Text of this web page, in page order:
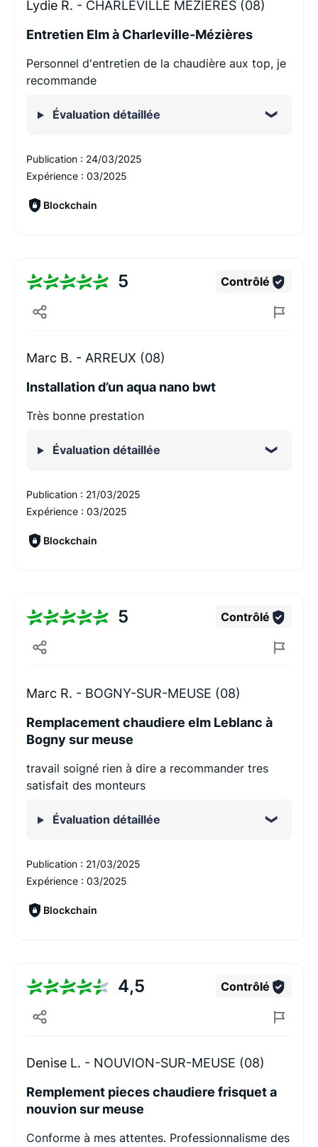
Lydie R. - CHARLEVILLE MEZIERES (08)
Entretien Elm à Charleville-Mézières
Personnel d'entretien de la chaudière aux top, je
recommande
Évaluation détaillée
Publication : 24/03/2025
Expérience : 03/2025
Blockchain
5 Contrôlé
Marc B. - ARREUX (08)
Installation d’un aqua nano bwt
Très bonne prestation
Évaluation détaillée
Publication : 21/03/2025
Expérience : 03/2025
Blockchain
5 Contrôlé
Marc R. - BOGNY-SUR-MEUSE (08)
Remplacement chaudiere elm Leblanc à
Bogny sur meuse
travail soigné rien à dire a recommander tres
satisfait des monteurs
Évaluation détaillée
Publication : 21/03/2025
Expérience : 03/2025
Blockchain
4,5 Contrôlé
Denise L. - NOUVION-SUR-MEUSE (08)
Remplement pieces chaudiere frisquet a
nouvion sur meuse
Conforme à mes attentes. Professionnalisme des